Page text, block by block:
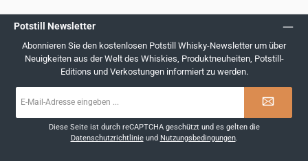
Potstill Newsletter
Abonnieren Sie den kostenlosen Potstill Whisky-Newsletter um über
Neuigkeiten aus der Welt des Whiskies, Produktneuheiten, Potstill-
Editions und Verkostungen informiert zu werden.
Mail-
Diese Seite ist durch reCAPTCHA geschützt und es gelten die
Datenschutzrichtlinieund Nutzungsbedingungen.